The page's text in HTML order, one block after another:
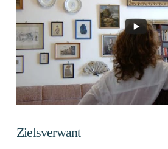
Zielsverwant